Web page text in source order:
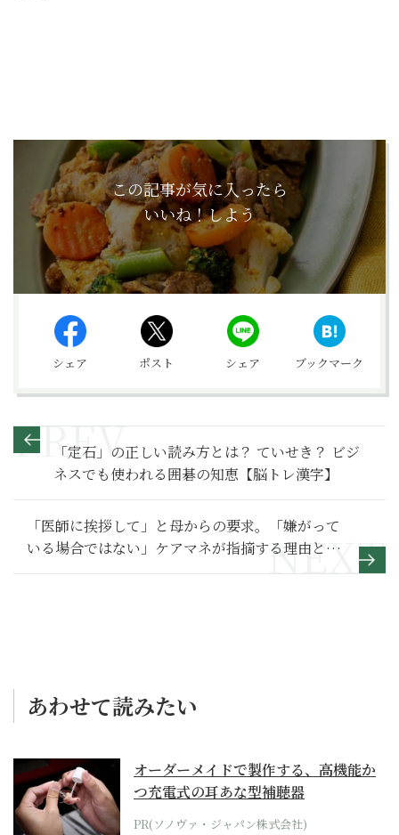
この記事が気に入ったら
いいね！しよう
シェア ポスト シェア ブックマーク
「定石」の正しい読み方とは？ ていせき？ ビジ
ネスでも使われる囲碁の知恵【脳トレ漢字】
「医師に挨拶して」と母からの要求。「嫌がって
いる場合ではない」ケアマネが指摘する理由と
は？【親の終の棲家をどう選ぶ？】
あわせて読みたい
オーダーメイドで製作する、高機能か
つ充電式の耳あな型補聴器
PR(ソノヴァ・ジャパン株式会社)